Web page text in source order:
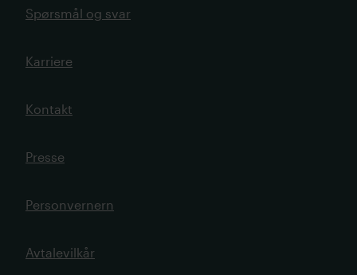
Spørsmål og svar
Karriere
Kontakt
Presse
Personvernern
Avtalevilkår